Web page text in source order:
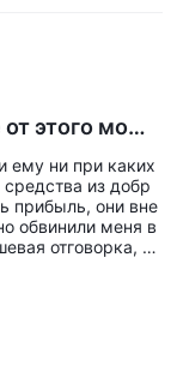
этого моше
ему ни при каких
средства из добр
прибыль, они вне
обвинили меня в
отговорка, чт
я потерял -
трейде